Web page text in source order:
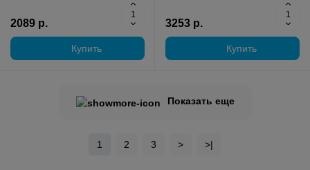
2089 р.
Купить
3253 р.
Купить
Показать еще
1 2 3 > >|